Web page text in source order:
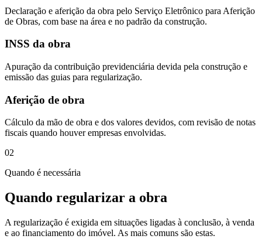
Declaração e aferição da obra pelo Serviço Eletrônico para Aferição
de Obras, com base na área e no padrão da construção.
INSS da obra
Apuração da contribuição previdenciária devida pela construção e
emissão das guias para regularização.
Aferição de obra
Cálculo da mão de obra e dos valores devidos, com revisão de notas
fiscais quando houver empresas envolvidas.
02
Quando é necessária
Quando regularizar a obra
A regularização é exigida em situações ligadas à conclusão, à venda
e ao financiamento do imóvel. As mais comuns são estas.